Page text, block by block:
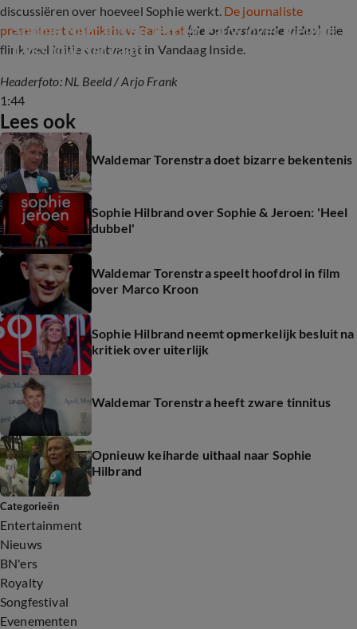
discussiëren over hoeveel Sophie werkt. De journaliste
presenteert de talkshow Bar Laat (zie onderstaande video) , die
flink veel kritiek ontvangt in Vandaag Inside.
1:44
Sophie Hilbrand en Jeroen Pauw over nieuwe
talkshow Bar Laat
Headerfoto: NL Beeld / Arjo Frank
Lees ook
Waldemar Torenstra doet bizarre bekentenis
Sophie Hilbrand over Sophie & Jeroen: 'Heel
dubbel'
Waldemar Torenstra speelt hoofdrol in film
over Marco Kroon
Sophie Hilbrand neemt opmerkelijk besluit na
kritiek over uiterlijk
Waldemar Torenstra heeft zware tinnitus
Opnieuw keiharde uithaal naar Sophie
Hilbrand
Categorieën
Entertainment
Nieuws
BN'ers
Royalty
Songfestival
Evenementen